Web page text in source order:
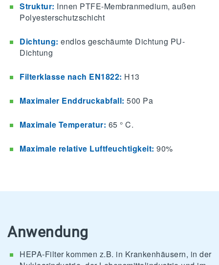
Struktur: Innen PTFE-Membranmedium, außen
Polyesterschutzschicht
Dichtung: endlos geschäumte Dichtung PU-
Dichtung
Filterklasse nach EN1822: H13
Maximaler Enddruckabfall: 500 Pa
Maximale Temperatur: 65 ° C.
Maximale relative Luftfeuchtigkeit: 90%
Anwendung
HEPA-Filter kommen z.B. in Krankenhäusern, in der